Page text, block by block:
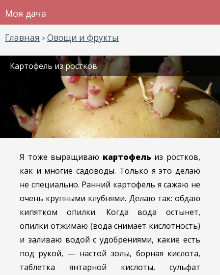
Моя дача
Главная > Овощи и фрукты
Картофель из ростков
Я тоже выращиваю картофель из ростков,
как и многие садоводы. Только я это делаю
не специально. Ранний картофель я сажаю не
очень крупными клубнями. Делаю так: обдаю
кипятком опилки. Когда вода остынет,
опилки отжимаю (вода снимает кислотность)
и заливаю водой с удобрениями, какие есть
под рукой, — настой золы, борная кислота,
таблетка янтарной кислоты, сульфат